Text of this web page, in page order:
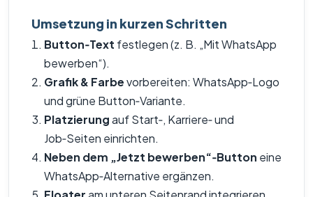
Umsetzung in kurzen Schritten
Button‑Text festlegen (z. B. „Mit WhatsApp
bewerben“).
Grafik & Farbevorbereiten: WhatsApp‑Logo
und grüne Button‑Variante.
Platzierungauf Start‑, Karriere‑ und
Job‑Seiten einrichten.
Neben dem „Jetzt bewerben“‑Button eine
WhatsApp‑Alternative ergänzen.